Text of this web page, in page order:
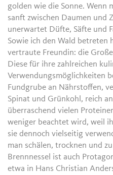
golden wie die Sonne. Wenn
sanft zwischen Daumen und
unerwartet Düfte, Säfte und
Sowie ich den Wald betreten
vertraute Freundin: die
Diese für ihre zahlreichen
Verwendungsmöglichkeiten
Fundgrube an Nährstoffen,
Spinat und Grünkohl, reich
überraschend vielen
weniger beachtet wird, weil
sie dennoch vielseitig
man schälen, trocknen und
Brennnessel ist auch
etwa in Hans Christian